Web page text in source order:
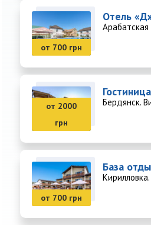
от 700 грн
Отель
Арабатская
от 2000
грн
Бердянск.
от 700 грн
База